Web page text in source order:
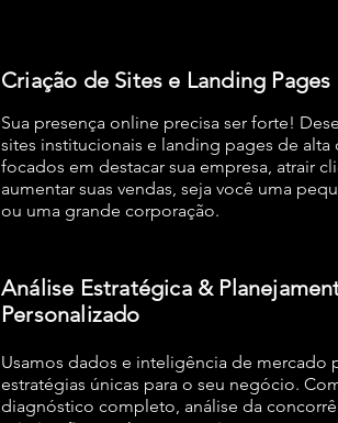
Criação de Sites e Landing Pages
Sua presença online precisa ser forte!
sites institucionais e landing pages de alta
focados em destacar sua empresa, atrair
aumentar suas vendas, seja você uma
ou uma grande corporação.
Análise Estratégica &
Personalizado
Usamos dados e inteligência de mercado
estratégias únicas para o seu negócio.
diagnóstico completo, análise da